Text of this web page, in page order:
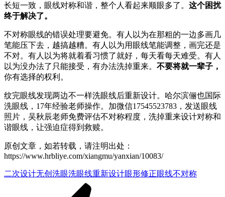
长短一致，眼线对称和谐，整个人看起来顺眼多了。 这个困扰
终于解决了。
不对称眼线的错误处理要避免。有人以为在那粗的一边多画几
笔能压下去，越搞越糟。有人以为用眼线笔能调整，画完还是
不对。有人以为将就着看习惯了就好，每天看每天难受。有人
以为没办法了只能接受，有办法洗掉重来。 不要将就一辈子，
你有选择的权利。
纹完眼线发现两边不一样洗眼线后重新设计。哈尔滨俪也国际
洗眼线，17年经验老师操作。加微信17545523783，发送眼线
照片，吴秋辰老师免费评估不对称程度，洗掉重来设计对称和
谐眼线，让强迫症得到救赎。
原创文章，如若转载，请注明出处：
https://www.hrbliye.com/xiangmu/yanxian/10083/
二次设计无创洗眼洗眼线重新设计眼形修正眼线不对称